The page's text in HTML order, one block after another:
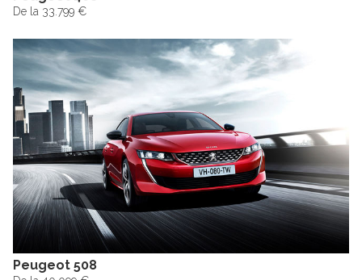
De la 33.799 €
Peugeot 508